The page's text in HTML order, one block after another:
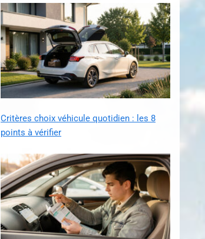
Critères choix véhicule quotidien : les 8
points à vérifier